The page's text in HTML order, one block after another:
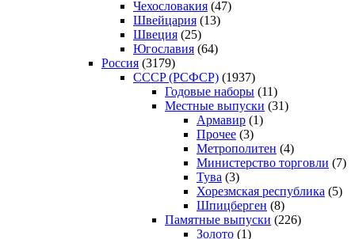
Чехословакия (47)
Швейцария (13)
Швеция (25)
Югославия (64)
Россия (3179)
CCCP (РСФСР) (1937)
Годовые наборы (11)
Местные выпуски (31)
Армавир (1)
Прочее (3)
Метрополитен (4)
Министерство торговли (7)
Тува (3)
Хорезмская республика (5)
Шпицберген (8)
Памятные выпуски (226)
Золото (1)